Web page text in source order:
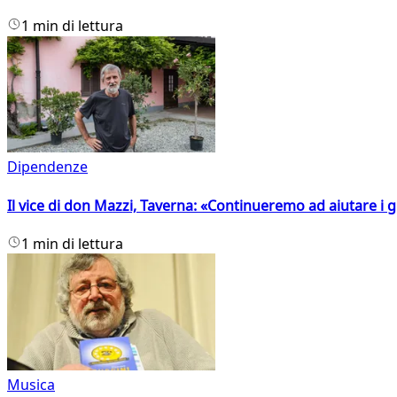
1 min di lettura
Dipendenze
Il vice di don Mazzi, Taverna: «Continueremo ad aiutare i
1 min di lettura
Musica